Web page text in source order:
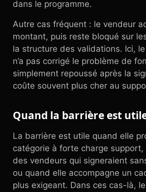
dans le programme.
Autre cas fréquent : le vendeur
montant, puis reste bloqué sur
la structure des validations. Ici, le
n’a pas corrigé le problème de
simplement repoussé après la
coûte souvent plus cher au
Quand la barrière est
La barrière est utile quand elle
catégorie à forte charge
des vendeurs qui signeraient
ou quand elle accompagne un
plus exigeant. Dans ces cas-là,